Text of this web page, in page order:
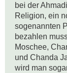
bei der
Religion, ein
sogenannten
bezahlen
Moschee,
und Chanda
wird man